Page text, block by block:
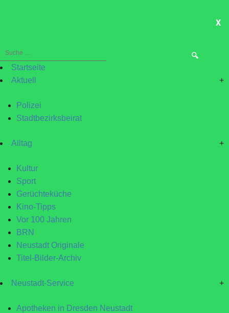
X
Suche
nach:Startseite
Aktuell
+
Polizei
Stadtbezirksbeirat
Alltag +
Kultur
Sport
Gerüchteküche
Kino-Tipps
Vor 100 Jahren
BRN
Neustadt Originale
Titel-Bilder-Archiv
Neustadt-Service +
Apotheken in Dresden Neustadt